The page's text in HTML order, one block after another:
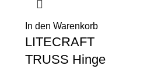
In den Warenkorb
LITECRAFT
TRUSS Hinge